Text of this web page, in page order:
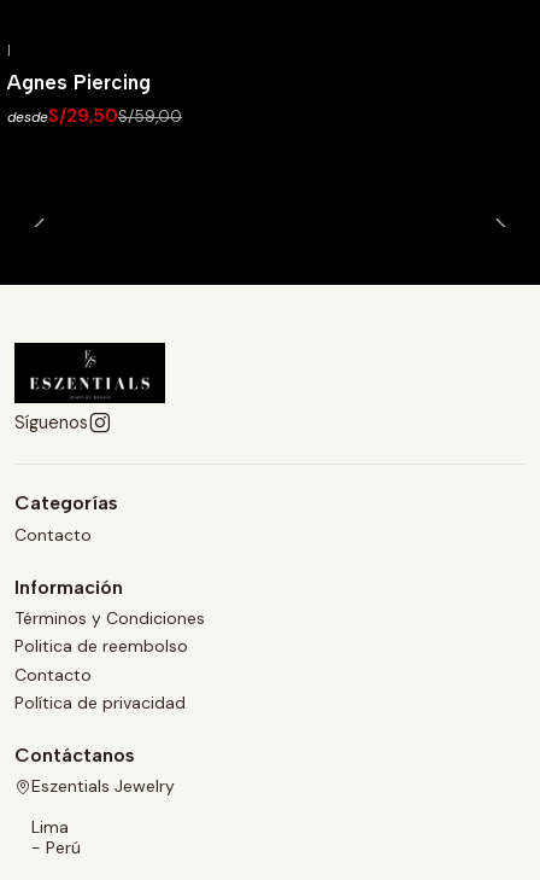
|
Agnes Piercing
desdeS/29,50S/59,00
Síguenos
Categorías
Contacto
Información
Términos y Condiciones
Politica de reembolso
Contacto
Política de privacidad
Contáctanos
Eszentials Jewelry
Lima
- Perú